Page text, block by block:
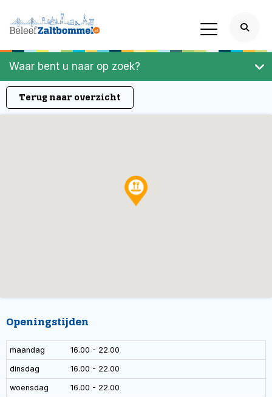
Waar bent u naar op zoek?
Terug naar overzicht
Openingstijden
maandag 16.00 - 22.00
dinsdag 16.00 - 22.00
woensdag 16.00 - 22.00